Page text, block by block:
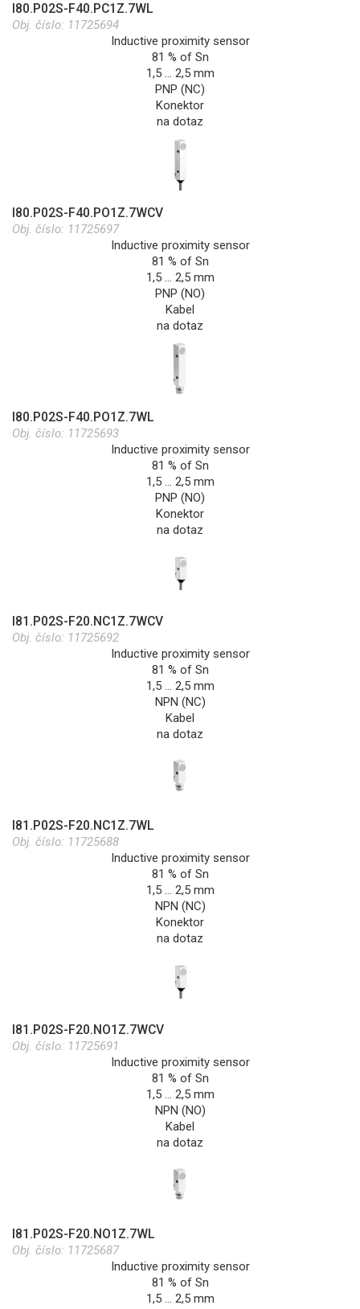
I80.P02S-F40.PC1Z.7WL
Obj. číslo: 11725694
Inductive proximity sensor
81 % of Sn
1,5 … 2,5 mm
PNP (NC)
Konektor
na dotaz
I80.P02S-F40.PO1Z.7WCV
Obj. číslo: 11725697
Inductive proximity sensor
81 % of Sn
1,5 … 2,5 mm
PNP (NO)
Kabel
na dotaz
I80.P02S-F40.PO1Z.7WL
Obj. číslo: 11725693
Inductive proximity sensor
81 % of Sn
1,5 … 2,5 mm
PNP (NO)
Konektor
na dotaz
I81.P02S-F20.NC1Z.7WCV
Obj. číslo: 11725692
Inductive proximity sensor
81 % of Sn
1,5 … 2,5 mm
NPN (NC)
Kabel
na dotaz
I81.P02S-F20.NC1Z.7WL
Obj. číslo: 11725688
Inductive proximity sensor
81 % of Sn
1,5 … 2,5 mm
NPN (NC)
Konektor
na dotaz
I81.P02S-F20.NO1Z.7WCV
Obj. číslo: 11725691
Inductive proximity sensor
81 % of Sn
1,5 … 2,5 mm
NPN (NO)
Kabel
na dotaz
I81.P02S-F20.NO1Z.7WL
Obj. číslo: 11725687
Inductive proximity sensor
81 % of Sn
1,5 … 2,5 mm